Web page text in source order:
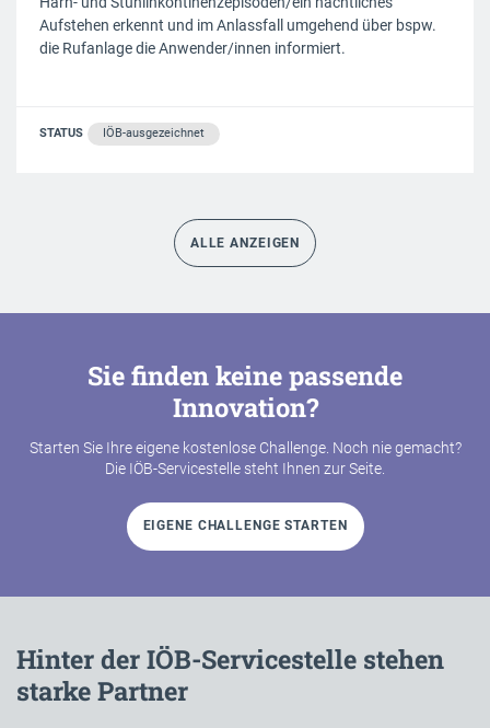
Aufstehen erkennt und im Anlassfall umgehend über bspw.
die Rufanlage die Anwender/innen informiert.
STATUS IÖB-ausgezeichnet
ALLE ANZEIGEN
Sie finden keine passende
Innovation?
Starten Sie Ihre eigene kostenlose Challenge. Noch nie gemacht?
Die IÖB-Servicestelle steht Ihnen zur Seite.
EIGENE CHALLENGE STARTEN
Hinter der IÖB-Servicestelle stehen
starke Partner